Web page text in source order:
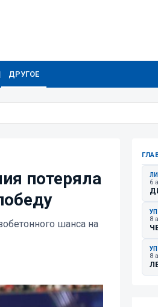
ДРУГОЕ
потеряла
шанса на
6
8
8